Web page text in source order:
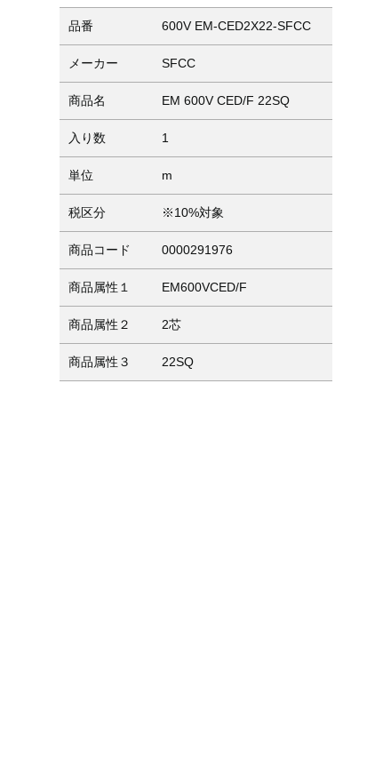
品番 600V EM-CED2X22-SFCC
メーカー SFCC
商品名 EM 600V CED/F 22SQ
入り数 1
単位 m
税区分 ※10%対象
商品コード 0000291976
商品属性１ EM600VCED/F
商品属性２ 2芯
商品属性３ 22SQ